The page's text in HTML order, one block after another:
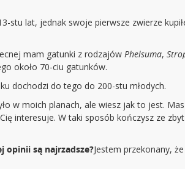
stu lat, jednak swoje pierwsze zwierze
mam gatunki z rodzajów Phelsuma,
około 70-ciu gatunków.
dochodzi do tego do 200-stu młodych.
w moich planach, ale wiesz jak to jest.
interesuje. W taki sposób kończysz ze
opinii są najrzadsze?Jestem przekonany, że